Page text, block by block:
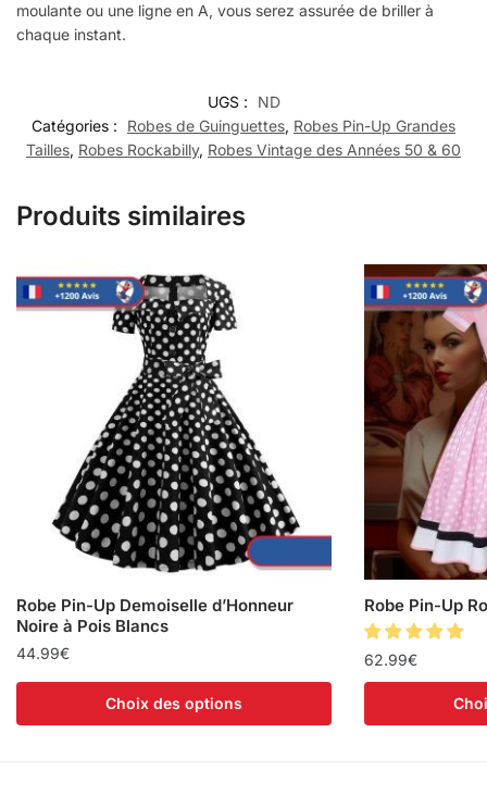
moulante ou une ligne en A, vous serez assurée de briller à
chaque instant.
UGS :
ND
Catégories :
Robes de Guinguettes, Robes Pin-Up Grandes
Tailles, Robes Rockabilly, Robes Vintage des Années 50 & 60
Produits similaires
Robe Pin-Up Demoiselle d’Honneur
Noire à Pois Blancs
44.99€
Choix des options
Robe Pin-Up
62.99€